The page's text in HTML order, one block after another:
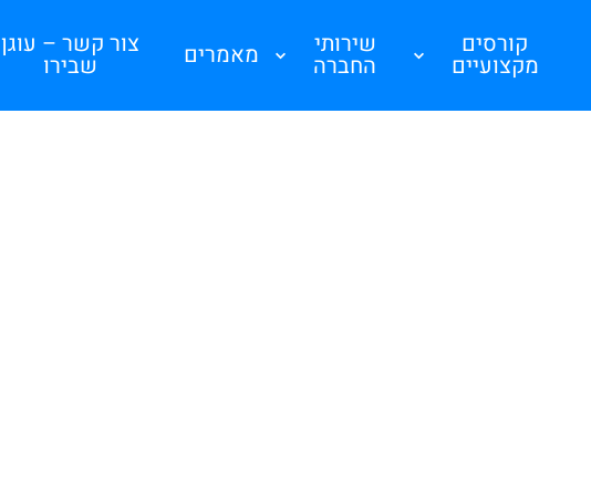
קורסים
מקצועיים
שירותי
החברה מאמרים צור קשר – עוגן
שבירו